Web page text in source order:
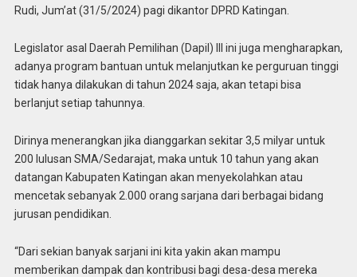
Rudi, Jum’at (31/5/2024) pagi dikantor DPRD Katingan.
Legislator asal Daerah Pemilihan (Dapil) III ini juga mengharapkan,
adanya program bantuan untuk melanjutkan ke perguruan tinggi
tidak hanya dilakukan di tahun 2024 saja, akan tetapi bisa
berlanjut setiap tahunnya.
Dirinya menerangkan jika dianggarkan sekitar 3,5 milyar untuk
200 lulusan SMA/Sedarajat, maka untuk 10 tahun yang akan
datangan Kabupaten Katingan akan menyekolahkan atau
mencetak sebanyak 2.000 orang sarjana dari berbagai bidang
jurusan pendidikan.
“Dari sekian banyak sarjani ini kita yakin akan mampu
memberikan dampak dan kontribusi bagi desa-desa mereka